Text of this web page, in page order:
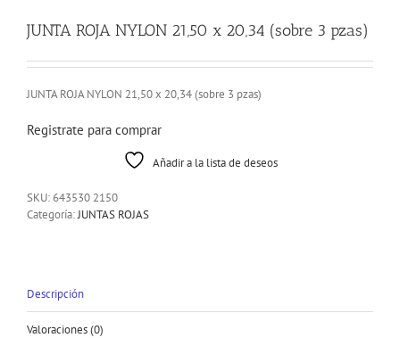
JUNTA ROJA NYLON 21,50 x 20,34 (sobre 3 pzas)
JUNTA ROJA NYLON 21,50 x 20,34 (sobre 3 pzas)
Registrate para comprar
Añadir a la lista de deseos
SKU:643530 2150
Categoría:JUNTAS ROJAS
Descripción
Valoraciones (0)